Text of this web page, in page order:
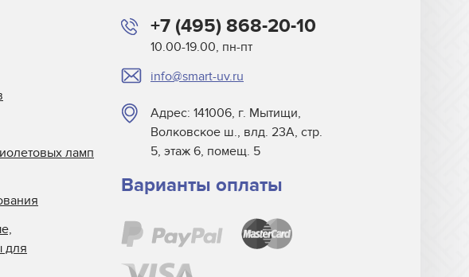
+7 (495) 868-20-10
10.00-19.00, пн-пт
info@smart-uv.ru
Адрес: 141006, г. Мытищи,
Волковское ш., влд. 23А, стр.
5, этаж 6, помещ. 5
Варианты оплаты
ламп
для